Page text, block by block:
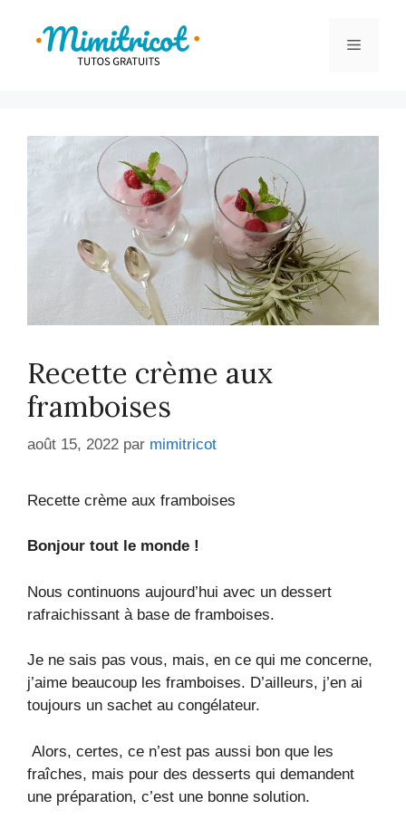
contenu
Menu
Recette crème aux
framboises
août 15, 2022 par mimitricot
Recette crème aux framboises
Bonjour tout le monde !
Nous continuons aujourd’hui avec un dessert
rafraichissant à base de framboises.
Je ne sais pas vous, mais, en ce qui me concerne,
j’aime beaucoup les framboises. D’ailleurs, j’en ai
toujours un sachet au congélateur.
Alors, certes, ce n’est pas aussi bon que les
fraîches, mais pour des desserts qui demandent
une préparation, c’est une bonne solution.